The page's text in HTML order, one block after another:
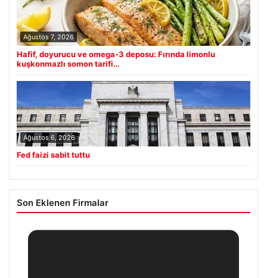
Ağustos 7, 2026
Hafif, doyurucu ve omega-3 deposu: Fırında limonlu
kuşkonmazlı somon tarifi…
Ağustos 6, 2026
Fed faizi sabit tuttu
Son Eklenen Firmalar